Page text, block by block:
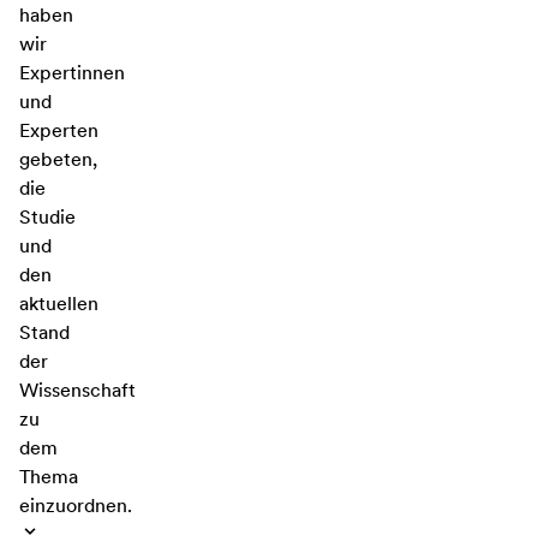
haben
wir
Expertinnen
und
Experten
gebeten,
die
Studie
und
den
aktuellen
Stand
der
Wissenschaft
zu
dem
Thema
einzuordnen.